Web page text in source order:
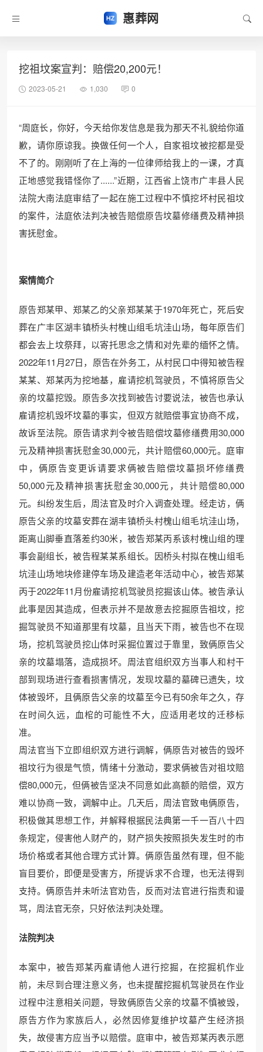
惠葬网
挖祖坟案宣判：赔偿20,200元！
2023-05-21 1,030 0
“周庭长，你好，今天给你发信息是我为那天不礼貌给你道
歉，请你原谅我。换做任何一个人，自家祖坟被挖都是受
不了的。刚刚听了在上海的一位律师给我上的一课，才真
正地感觉我错怪你了......”近期，江西省上饶市广丰县人民
法院大南法庭审结了一起在施工过程中不慎挖坏村民祖坟
的案件，法庭依法判决被告赔偿原告坟墓修缮费及精神损
害抚慰金。
案情简介
原告郑某甲、郑某乙的父亲郑某某于1970年死亡，死后安
葬在广丰区湖丰镇桥头村槐山组毛坑洼山场，每年原告们
都会去上坟祭拜，以寄托思念之情和对先辈的缅怀之情。
2022年11月27日，原告在外务工，从村民口中得知被告程
某某、郑某丙为挖地基，雇请挖机驾驶员，不慎将原告父
亲的坟墓挖毁。原告多次找到被告讨要说法，被告也承认
雇请挖机毁坏坟墓的事实，但双方就赔偿事宜协商不成，
故诉至法院。原告请求判令被告赔偿坟墓修缮费用30,000
元及精神损害抚慰金30,000元，共计赔偿60,000元。庭审
中，俩原告变更诉请要求俩被告赔偿坟墓损坏修缮费
50,000元及精神损害抚慰金30,000元，共计赔偿80,000
元。纠纷发生后，周法官及时介入调查处理。经走访，俩
原告父亲的坟墓安葬在湖丰镇桥头村槐山组毛坑洼山场，
距离山脚垂直落差约30米，被告郑某丙系该村槐山组的理
事会副组长，被告程某某系组长。因桥头村拟在槐山组毛
坑洼山场地块修建停车场及建造老年活动中心，被告郑某
丙于2022年11月份雇请挖机驾驶员挖掘该山体。被告承认
此事是因其造成，但表示并不是故意去挖掘原告祖坟，挖
掘驾驶员不知道那里有坟墓，且当天下雨，被告也不在现
场，挖机驾驶员挖山体时采掘位置过于靠里，致俩原告父
亲的坟墓塌落，造成损坏。周法官组织双方当事人和村干
部到现场进行查看损害情况，发现坟墓的墓碑已遗失，坟
体被毁坏，且俩原告父亲的坟墓至今已有50余年之久，存
在时间久远，血棺的可能性不大，应适用老坟的迁移标
准。
周法官当下立即组织双方进行调解，俩原告对被告的毁坏
祖坟行为很是气愤，情绪十分激动，要求俩被告对祖坟赔
偿80,000元，但俩被告坚决不同意如此高额的赔偿，双方
难以协商一致，调解中止。几天后，周法官致电俩原告，
积极做其思想工作，并解释根据民法典第一千一百八十四
条规定，侵害他人财产的，财产损失按照损失发生时的市
场价格或者其他合理方式计算。俩原告虽然有理，但不能
盲目要价，即便是受害方，所提诉求不合理，也无法得到
支持。俩原告并未听法官劝告，反而对法官进行指责和谩
骂，周法官无奈，只好依法判决处理。
法院判决
本案中，被告郑某丙雇请他人进行挖掘，在挖掘机作业
前，未尽到合理注意义务，也未提醒挖掘机驾驶员在作业
过程中注意相关问题，导致俩原告父亲的坟墓不慎被毁，
原告方作为家族后人，必然因修复维护坟墓产生经济损
失，故侵害方应当予以赔偿。庭审中，被告郑某丙表示愿